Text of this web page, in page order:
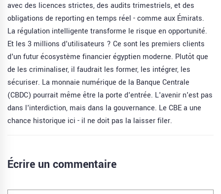
avec des licences strictes, des audits trimestriels, et des
obligations de reporting en temps réel - comme aux Émirats.
La régulation intelligente transforme le risque en opportunité.
Et les 3 millions d'utilisateurs ? Ce sont les premiers clients
d'un futur écosystème financier égyptien moderne. Plutôt que
de les criminaliser, il faudrait les former, les intégrer, les
sécuriser. La monnaie numérique de la Banque Centrale
(CBDC) pourrait même être la porte d'entrée. L'avenir n'est pas
dans l'interdiction, mais dans la gouvernance. Le CBE a une
chance historique ici - il ne doit pas la laisser filer.
Écrire un commentaire